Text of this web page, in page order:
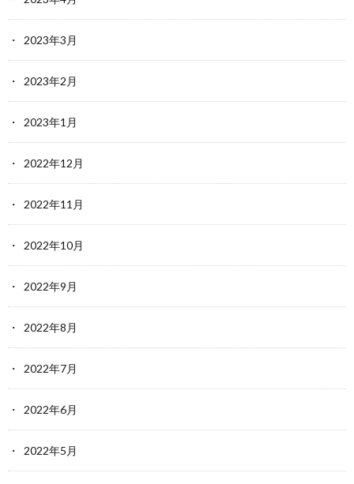
2023年3月
2023年2月
2023年1月
2022年12月
2022年11月
2022年10月
2022年9月
2022年8月
2022年7月
2022年6月
2022年5月